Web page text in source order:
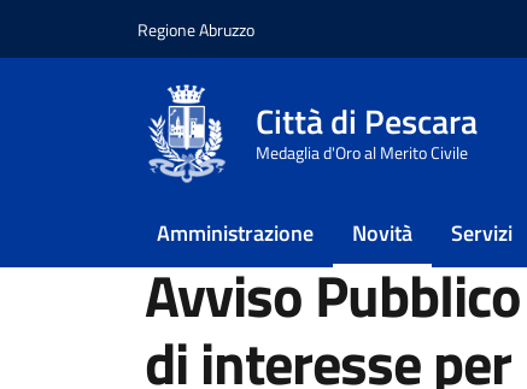
Regione Abruzzo
Città di Pescara
Medaglia d'Oro al Merito Civile
Amministrazione Novità Servizi
Home / Novità / Avvisi
/ Avviso Pubblico per manifestazioni di
Avviso
di interesse